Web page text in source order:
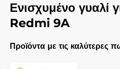
Ενισχυμένο γυαλί
Redmi 9A
Προϊόντα με τις καλύτερες